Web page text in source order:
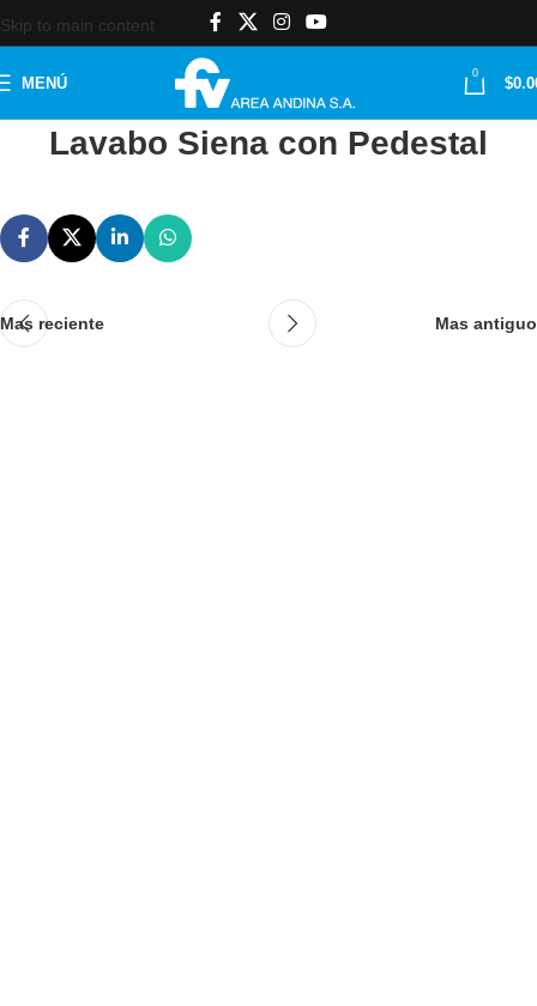
Skip to main content
MENÚ
0
$
Lavabo Siena con Pedestal
Mas reciente Mas antiguo